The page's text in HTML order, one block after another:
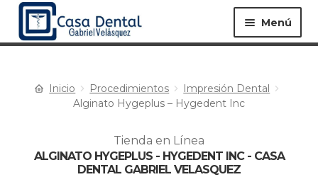
Menú
Equipos ▸ Materiales ▸
Especialidades ▸ Instrumentos ▸
Inicio Procedimientos
Impresión Dental
Alginato Hygeplus – Hygedent Inc
Tienda en Línea
ALGINATO HYGEPLUS - HYGEDENT INC - CASA
DENTAL GABRIEL VELASQUEZ